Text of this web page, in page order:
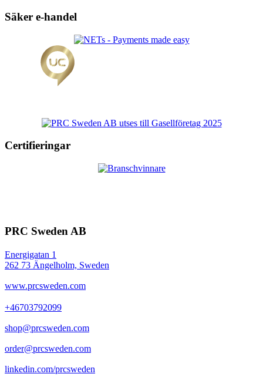
Säker e-handel
Certifieringar
PRC Sweden AB
Energigatan 1
262 73 Ängelholm, Sweden
www.prcsweden.com
+46703792099
shop@prcsweden.com
order@prcsweden.com
linkedin.com/prcsweden